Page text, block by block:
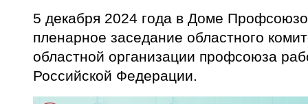
5 декабря 2024 года в Доме
пленарное заседание областного
областной организации профсоюза
Российской Федерации.